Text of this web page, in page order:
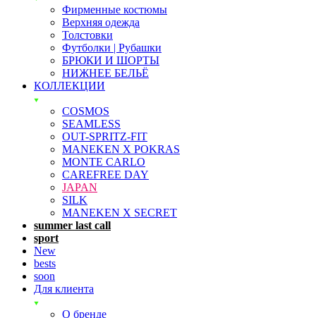
Фирменные костюмы
Верхняя одежда
Толстовки
Футболки | Рубашки
БРЮКИ И ШОРТЫ
НИЖНЕЕ БЕЛЬЁ
КОЛЛЕКЦИИ
COSMOS
SEAMLESS
OUT-SPRITZ-FIT
MANEKEN X POKRAS
MONTE CARLO
CAREFREE DAY
JAPAN
SILK
MANEKEN X SECRET
summer last call
sport
New
bests
soon
Для клиента
О бренде